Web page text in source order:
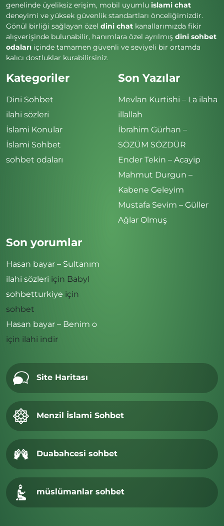
genelinde üyeliksiz erişim, mobil uyumlu islami chat
deneyimi ve yüksek güvenlik standartları önceliğimizdir.
Gönül birliği sağlayan özel dini chat kanallarımızda fikir
alışverişinde bulunabilir, hanımlara özel ayrılmış dini sohbet
odaları içinde tamamen güvenli ve seviyeli bir ortamda
kalıcı dostluklar kurabilirsiniz.
Kategoriler
Dini Sohbet
ilahi sözleri
İslami Konular
İslami Sohbet
sohbet odaları
Son Yazılar
Mevlan Kurtishi – La ilaha
illallah
İbrahim Gürhan –
SÖZÜM SÖZDÜR
Ender Tekin – Acayip
Mahmut Durgun –
Kabene Geleyim
Mustafa Sevim – Güller
Ağlar Olmuş
Son yorumlar
Hasan bayar – Sultanım
ilahi sözleri için Babyl
sohbetturkiye için
sohbet
Hasan bayar – Benim o
için ilahi indir
Site Haritası
Menzil İslami Sohbet
Duabahcesi sohbet
müslümanlar sohbet